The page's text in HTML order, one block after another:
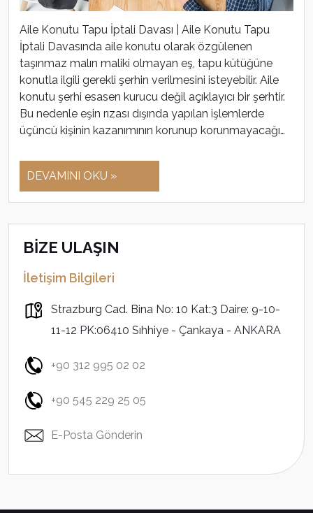
Aile Konutu Tapu İptali Davası | Aile Konutu Tapu
İptali Davasında aile konutu olarak özgülenen
taşınmaz malın maliki olmayan eş, tapu kütüğüne
konutla ilgili gerekli şerhin verilmesini isteyebilir. Aile
konutu şerhi esasen kurucu değil açıklayıcı bir şerhtir.
Bu nedenle eşin rızası dışında yapılan işlemlerde
üçüncü kişinin kazanımının korunup korunmayacağı…
DEVAMINI OKU »
BİZE ULAŞIN
İletişim Bilgileri
Strazburg Cad. Bina No: 10 Kat:3 Daire: 9-10-
11-12 PK:06410 Sıhhiye - Çankaya - ANKARA
+90 312 995 02 02
+90 545 229 25 05
E-Posta Gönderin